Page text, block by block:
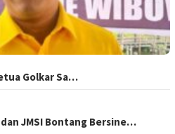
Golkar Sa…
JMSI Bontang Bersine…